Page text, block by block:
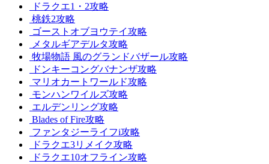
ドラクエ1・2攻略
桃鉄2攻略
ゴーストオブヨウテイ攻略
メタルギアデルタ攻略
牧場物語 風のグランドバザール攻略
ドンキーコングバナンザ攻略
マリオカートワールド攻略
モンハンワイルズ攻略
エルデンリング攻略
Blades of Fire攻略
ファンタジーライフi攻略
ドラクエ3リメイク攻略
ドラクエ10オフライン攻略